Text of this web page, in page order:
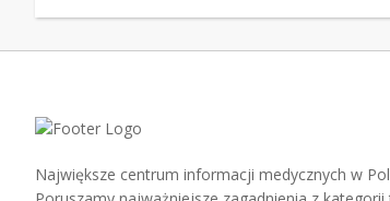
Największe centrum informacji medycznych w